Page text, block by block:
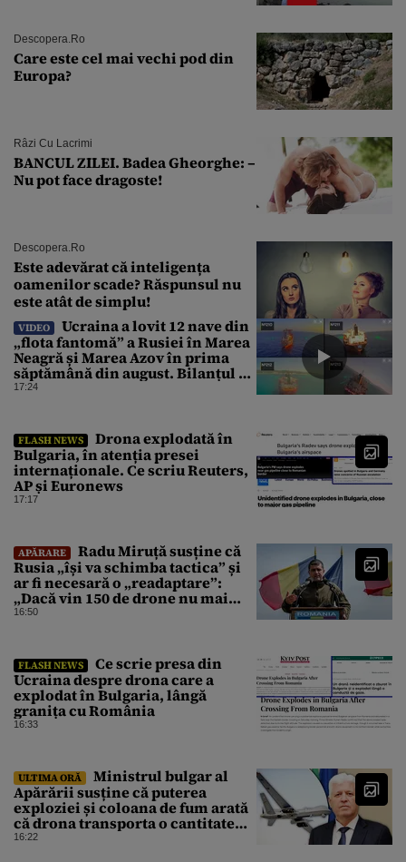
Descopera.ro
Care este cel mai vechi pod din
Europa?
Râzi Cu Lacrimi
BANCUL ZILEI. Badea Gheorghe: –
Nu pot face dragoste!
Descopera.ro
Este adevărat că inteligența
oamenilor scade? Răspunsul nu
este atât de simplu!
VIDEO
Ucraina a lovit 12 nave din
„flota fantomă” a Rusiei în Marea
Neagră și Marea Azov în prima
săptămână din august. Bilanțul a
ajuns la 218
17:24
FLASH NEWS
Drona explodată în
Bulgaria, în atenția presei
internaționale. Ce scriu Reuters,
AP și Euronews
17:17
APĂRARE
Radu Miruță susține că
Rusia „își va schimba tactica” și
ar fi necesară o „readaptare”:
„Dacă vin 150 de drone nu mai
suntem pe timp de pace”
16:50
FLASH NEWS
Ce scrie presa din
Ucraina despre drona care a
explodat în Bulgaria, lângă
granița cu România
16:33
ULTIMA ORĂ
Ministrul bulgar al
Apărării susține că puterea
exploziei și coloana de fum arată
că drona transporta o cantitate
semnificativă de exploziv
16:22